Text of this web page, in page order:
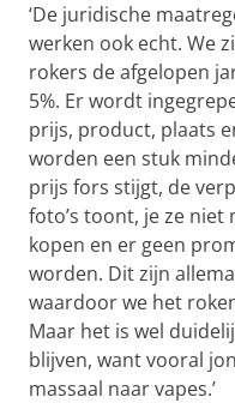
‘De juridische
werken ook echt. We
rokers de afgelopen
5%. Er wordt
prijs, product, plaats
worden een stuk
prijs fors stijgt, de
foto’s toont, je ze
kopen en er geen
worden. Dit zijn
waardoor we het
Maar het is wel
blijven, want vooral
massaal naar vapes.’